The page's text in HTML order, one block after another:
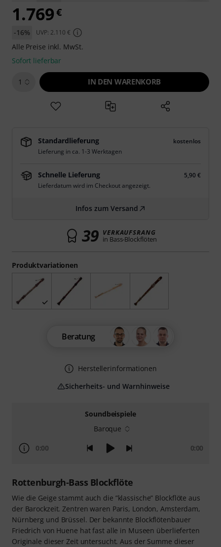
Soundbeispiele
Baroque
0:00 0:00
Rottenburgh-Bass Blockflöte
Wie die Geige stammt auch die ”klassische” Blockflöte aus
der Barockzeit. Zentren waren Paris, London, Amsterdam,
Nürnberg und Brüssel. Der bekannte Blockflötenbauer
Friedrich von Huene hat fast alle in Museen überlieferten
Originale dieser Zeit untersucht. Aus der Summe dieser
Produktvariationen
1.769€
-16% UVP: 2.110 €
Alle Preise inkl. MwSt.
Sofort lieferbar
1 IN DEN WARENKORB
Standardlieferung
kostenlos
Lieferung in ca. 1-3 Werktagen
Schnelle Lieferung
5,90 €
Lieferdatum wird im Checkout angezeigt.
Infos zum Versand
39 VERKAUFSRANG
in Bass-Blockflöten
Beratung
Herstellerinformationen
Sicherheits- und Warnhinweise